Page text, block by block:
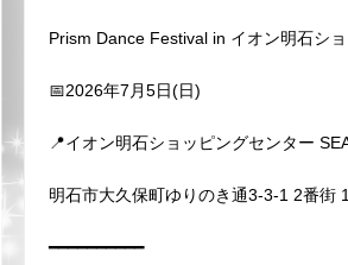
Prism Dance Festival in イオン明石シ
📅2026年7月5日(日)
📍イオン明石ショッピングセンター
明石市大久保町ゆりのき通3-3-1 2番街
━━━━━━━━━━